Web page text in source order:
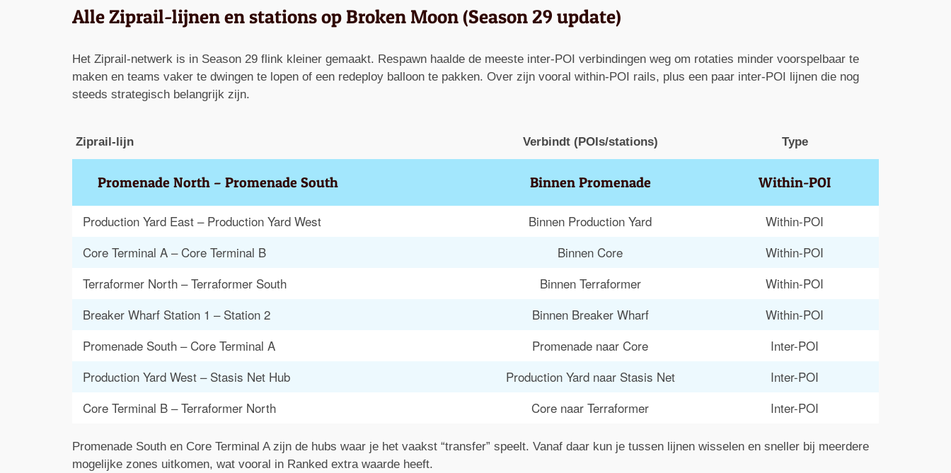
Alle Ziprail-lijnen en stations op Broken Moon (Season 29 update)
Het Ziprail-netwerk is in Season 29 flink kleiner gemaakt. Respawn haalde de meeste inter-POI verbindingen weg om rotaties minder voorspelbaar te
maken en teams vaker te dwingen te lopen of een redeploy balloon te pakken. Over zijn vooral within-POI rails, plus een paar inter-POI lijnen die nog
steeds strategisch belangrijk zijn.
Ziprail-lijn Verbindt (POIs/stations) Type
Promenade North – Promenade South Binnen Promenade Within-POI
Production Yard East – Production Yard West Binnen Production Yard
Within-POI
Core Terminal A – Core Terminal B
Binnen Core
Within-POI
Terraformer North – Terraformer South
Binnen Terraformer
Within-POI
Breaker Wharf Station 1 – Station 2
Binnen Breaker Wharf
Within-POI
Promenade South – Core Terminal A
Promenade naar Core
Inter-POI
Production Yard West – Stasis Net Hub
Production Yard naar Stasis Net
Inter-POI
Core Terminal B – Terraformer North
Core naar Terraformer Inter-POI
Promenade South en Core Terminal A zijn de hubs waar je het vaakst “transfer” speelt. Vanaf daar kun je tussen lijnen wisselen en sneller bij meerdere
mogelijke zones uitkomen, wat vooral in Ranked extra waarde heeft.